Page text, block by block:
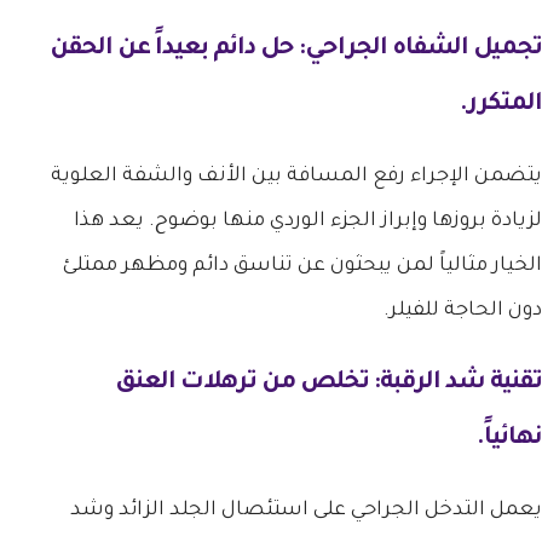
تجميل الشفاه الجراحي: حل دائم بعيداً عن الحقن
المتكرر.
يتضمن الإجراء رفع المسافة بين الأنف والشفة العلوية
لزيادة بروزها وإبراز الجزء الوردي منها بوضوح. يعد هذا
الخيار مثالياً لمن يبحثون عن تناسق دائم ومظهر ممتلئ
دون الحاجة للفيلر.
تقنية شد الرقبة: تخلص من ترهلات العنق
نهائياً.
يعمل التدخل الجراحي على استئصال الجلد الزائد وشد